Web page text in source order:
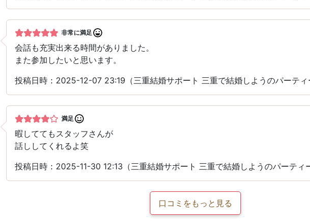
非常に満足
会話も充実出来る時間がありました。
また参加したいと思います。
投稿日時：2025-12-07 23:19（三重結婚サポート 三重で結婚しようのパーティ
満足
暇しててもスタッフさんが
話ししてくれるよ笑
投稿日時：2025-11-30 12:13（三重結婚サポート 三重で結婚しようのパーティ
口コミをもっと見る